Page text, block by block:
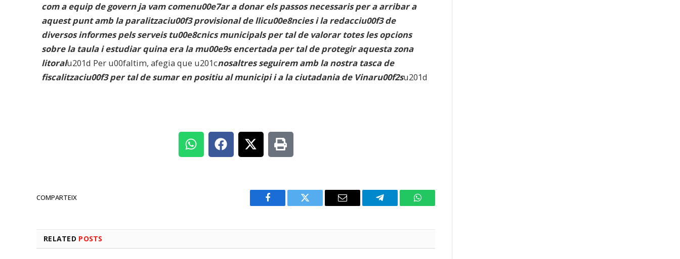
com a equip de govern ja vam comenu00e7ar a donar els passos necessaris per a arribar a
aquest punt amb la paralitzaciu00f3 provisional de llicu00e8ncies i la redacciu00f3 de
diversos informes pels serveis tu00e8cnics municipals per tal de valorar totes les opcions
sobre la taula i estudiar quina era la mu00e9s encertada per tal de protegir aquesta zona
litoralu201d Per u00faltim, afegia que u201cnosaltres seguirem amb la nostra tasca de
fiscalitzaciu00f3 per tal de sumar en positiu al municipi i a la ciutadania de Vinaru00f2su201d
COMPARTEIX
Facebook Twitter Email Telegram WhatsApp
RELATED POSTS